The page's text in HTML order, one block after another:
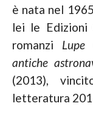
è nata nel
lei le Edizioni
romanzi Lupe
antiche
(2013),
letteratura